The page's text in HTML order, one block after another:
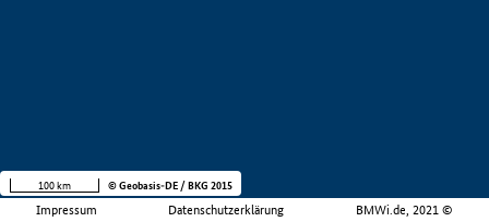
Impressum Datenschutzerklärung BMWi.de, 2021 ©
100 km © Geobasis-DE / BKG 2015